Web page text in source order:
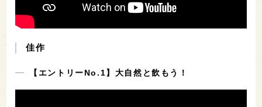
佳作
【エントリーNo.1】大自然と飲もう！